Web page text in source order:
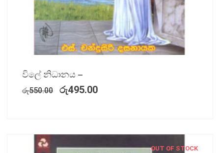
විලේ නිධානය –
රු550.00 රු495.00
OUT OF STOCK